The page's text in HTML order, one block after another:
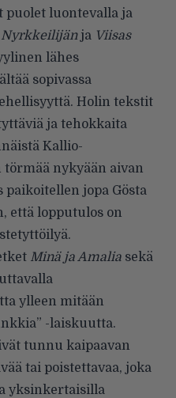
puolet luontevalla ja
Nyrkkeilijänja Viisas
lähes
sopivassa
Holin tekstit
ja tehokkaita
Kallio-
nykyään aivan
paikoitellen jopa Gösta
että lopputulos on
Minä ja Amalia sekä
ylleen mitään
-laiskuutta.
tunnu kaipaavan
tai poistettavaa, joka
yksinkertaisilla